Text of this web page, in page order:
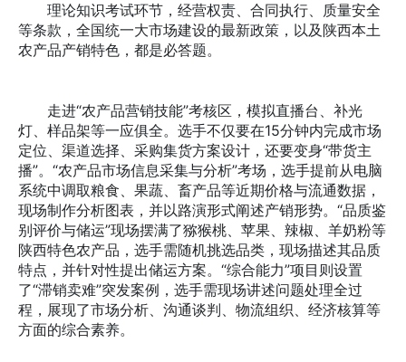
理论知识考试环节，经营权责、合同执行、质量安全
等条款，全国统一大市场建设的最新政策，以及陕西本土
农产品产销特色，都是必答题。
走进“农产品营销技能”考核区，模拟直播台、补光
灯、样品架等一应俱全。选手不仅要在15分钟内完成市场
定位、渠道选择、采购集货方案设计，还要变身“带货主
播”。“农产品市场信息采集与分析”考场，选手提前从电脑
系统中调取粮食、果蔬、畜产品等近期价格与流通数据，
现场制作分析图表，并以路演形式阐述产销形势。“品质鉴
别评价与储运”现场摆满了猕猴桃、苹果、辣椒、羊奶粉等
陕西特色农产品，选手需随机挑选品类，现场描述其品质
特点，并针对性提出储运方案。“综合能力”项目则设置
了“滞销卖难”突发案例，选手需现场讲述问题处理全过
程，展现了市场分析、沟通谈判、物流组织、经济核算等
方面的综合素养。